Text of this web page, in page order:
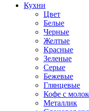
Кухни
Цвет
Белые
Черные
Желтые
Красные
Зеленые
Серые
Бежевые
Глянцевые
Кофе с
Металлик